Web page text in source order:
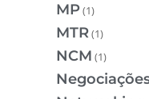
MP(1)
MTR(1)
NCM (1)